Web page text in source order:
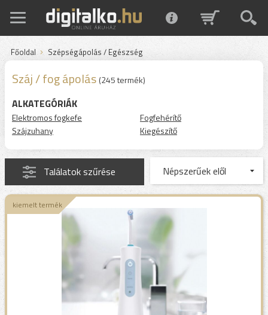
Főoldal Szépségápolás / Egészség
Száj / fog ápolás (245 termék)
ALKATEGÓRIÁK
Elektromos fogkefe
Szájzuhany
Fogfehérítő
Kiegészítő
Találatok szűrése
kiemelt termék